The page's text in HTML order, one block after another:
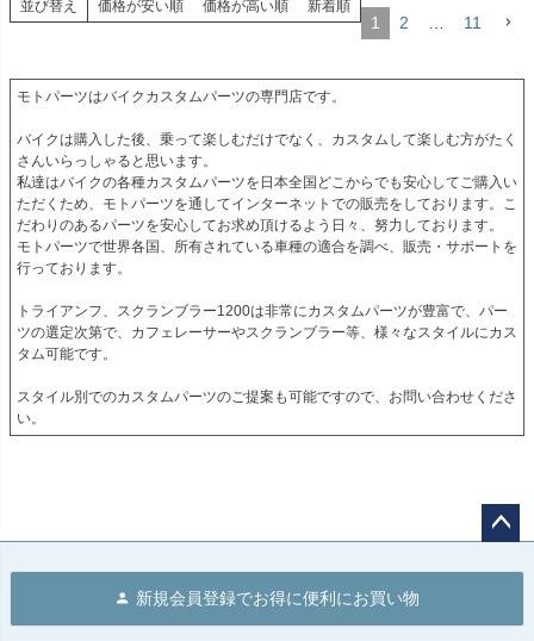
並び替え 価格が安い順 価格が高い順 新着順
1 2 11
モトパーツはバイクカスタムパーツの専門店です。
バイクは購入した後、乗って楽しむだけでなく、カスタムして楽しむ方がたく
さんいらっしゃると思います。
私達はバイクの各種カスタムパーツを日本全国どこからでも安心してご購入い
ただくため、モトパーツを通してインターネットでの販売をしております。こ
だわりのあるパーツを安心してお求め頂けるよう日々、努力しております。
モトパーツで世界各国、所有されている車種の適合を調べ、販売・サポートを
行っております。
トライアンフ、スクランブラー1200は非常にカスタムパーツが豊富で、パー
ツの選定次第で、カフェレーサーやスクランブラー等、様々なスタイルにカス
タム可能です。
スタイル別でのカスタムパーツのご提案も可能ですので、お問い合わせくださ
い。
へ
新規会員登録でお得に便利にお買い物